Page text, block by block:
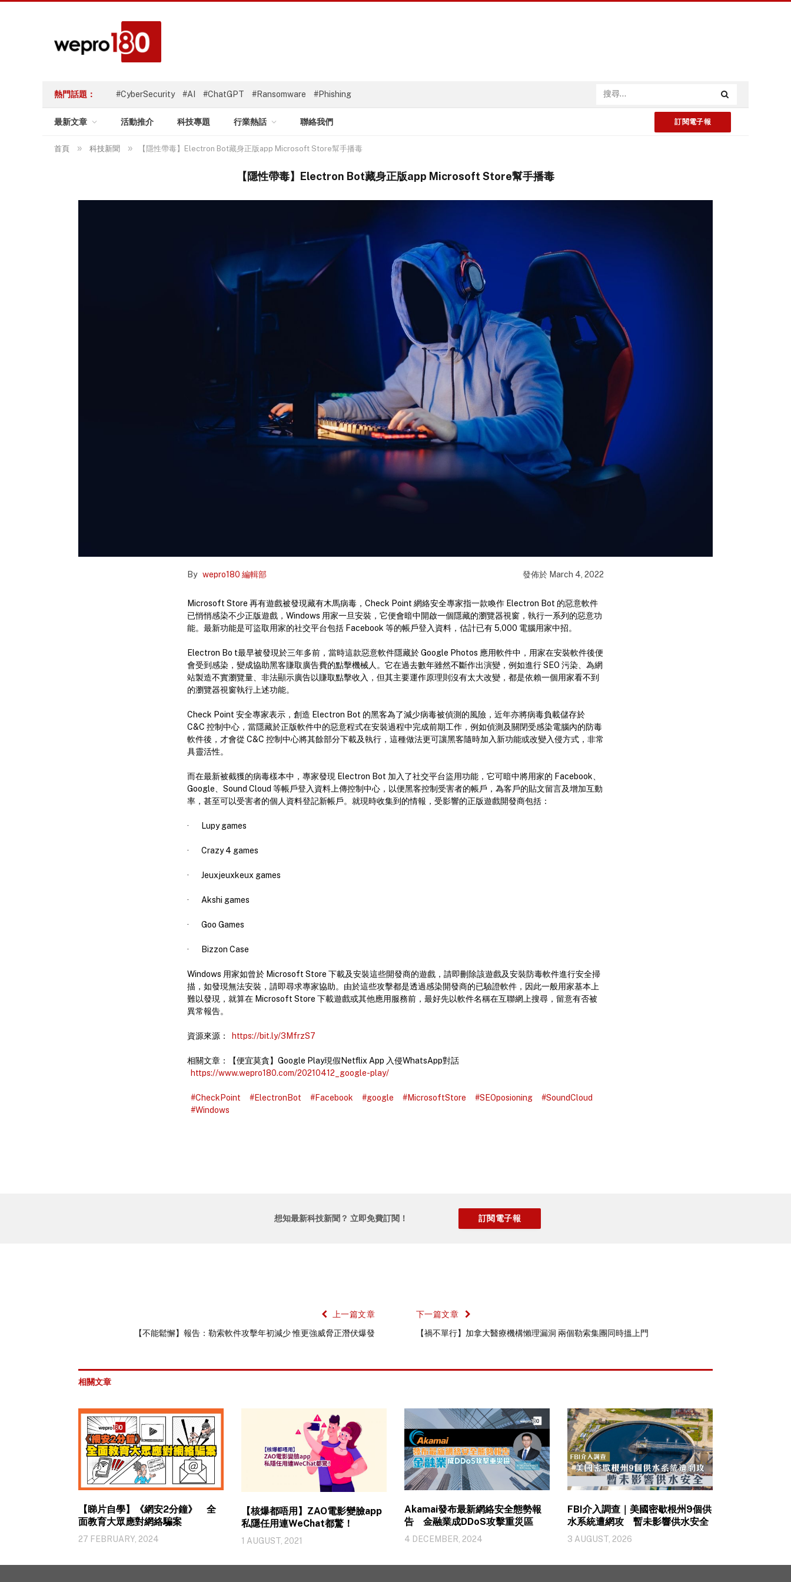
熱門話題： #CyberSecurity #AI #ChatGPT #Ransomware #Phishing
最新文章 活動推介 科技專題 行業熱話 聯絡我們 訂閱電子報
首頁 » 科技新聞 » 【隱性帶毒】Electron Bot藏身正版app Microsoft Store幫手播毒
【隱性帶毒】Electron Bot藏身正版app Microsoft Store幫手播毒
By wepro180 編輯部 發佈於 March 4, 2022
Microsoft Store 再有遊戲被發現藏有木馬病毒，Check Point 網絡安全專家指一款喚作 Electron Bot 的惡意軟件
已悄悄感染不少正版遊戲，Windows 用家一旦安裝，它便會暗中開啟一個隱藏的瀏覽器視窗，執行一系列的惡意功
能。最新功能是可盜取用家的社交平台包括 Facebook 等的帳戶登入資料，估計已有 5,000 電腦用家中招。
Electron Bo t最早被發現於三年多前，當時這款惡意軟件隱藏於 Google Photos 應用軟件中，用家在安裝軟件後便
會受到感染，變成協助黑客賺取廣告費的點擊機械人。它在過去數年雖然不斷作出演變，例如進行 SEO 污染、為網
站製造不實瀏覽量、非法顯示廣告以賺取點擊收入，但其主要運作原理則沒有太大改變，都是依賴一個用家看不到
的瀏覽器視窗執行上述功能。
Check Point 安全專家表示，創造 Electron Bot 的黑客為了減少病毒被偵測的風險，近年亦將病毒負載儲存於
C&C 控制中心，當隱藏於正版軟件中的惡意程式在安裝過程中完成前期工作，例如偵測及關閉受感染電腦內的防毒
軟件後，才會從 C&C 控制中心將其餘部分下載及執行，這種做法更可讓黑客隨時加入新功能或改變入侵方式，非常
具靈活性。
而在最新被截獲的病毒樣本中，專家發現 Electron Bot 加入了社交平台盜用功能，它可暗中將用家的 Facebook、
Google、Sound Cloud 等帳戶登入資料上傳控制中心，以便黑客控制受害者的帳戶，為客戶的貼文留言及增加互動
率，甚至可以受害者的個人資料登記新帳戶。就現時收集到的情報，受影響的正版遊戲開發商包括：
· Lupy games
· Crazy 4 games
· Jeuxjeuxkeux games
· Akshi games
· Goo Games
· Bizzon Case
Windows 用家如曾於 Microsoft Store 下載及安裝這些開發商的遊戲，請即刪除該遊戲及安裝防毒軟件進行安全掃
描，如發現無法安裝，請即尋求專家協助。由於這些攻擊都是透過感染開發商的已驗證軟件，因此一般用家基本上
難以發現，就算在 Microsoft Store 下載遊戲或其他應用服務前，最好先以軟件名稱在互聯網上搜尋，留意有否被
異常報告。
資源來源： https://bit.ly/3MfrzS7
相關文章：【便宜莫貪】Google Play現假Netflix App 入侵WhatsApp對話
https://www.wepro180.com/20210412_google-play/
#CheckPoint #ElectronBot #Facebook #google #MicrosoftStore #SEOposioning
#SoundCloud
#Windows
想知最新科技新聞？ 立即免費訂閱！
上一篇文章
【不能鬆懈】報告：勒索軟件攻擊年初減少 惟更強威脅正潛伏爆發
下一篇文章
【禍不單行】加拿大醫療機構懶理漏洞 兩個勒索集團同時搵上門
相關文章
【睇片自學】《網安2分鐘》 全
面教育大眾應對網絡騙案
27 FEBRUARY, 2024
【核爆都唔用】ZAO電影變臉app
私隱任用連WeChat都驚！
1 AUGUST, 2021
Akamai發布最新網絡安全態勢報
告 金融業成DDoS攻擊重災區
4 DECEMBER, 2024
FBI介入調查｜美國密歇根州9個供
水系統遭網攻 暫未影響供水安全
3 AUGUST, 2026